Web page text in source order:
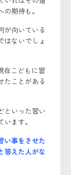
期待も。
が向いている
はないでしょ
在こどもに習
たことがある
といった習い
ます。
い事をさせた
答えた人がな